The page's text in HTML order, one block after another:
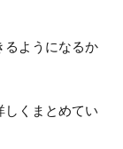
るようになるか
しくまとめてい